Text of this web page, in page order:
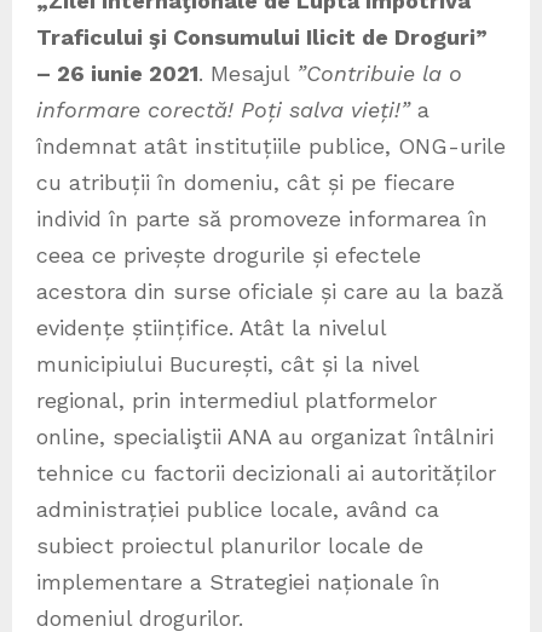
Traficului şi Consumului Ilicit de Droguri”
– 26 iunie 2021. Mesajul ”Contribuie la o
informare corectă! Poți salva vieți!”a
îndemnat atât instituțiile publice, ONG-urile
cu atribuții în domeniu, cât și pe fiecare
individ în parte să promoveze informarea în
ceea ce privește drogurile și efectele
acestora din surse oficiale și care au la bază
evidențe științifice. Atât la nivelul
municipiului București, cât și la nivel
regional, prin intermediul platformelor
online, specialiştii ANA au organizat întâlniri
tehnice cu factorii decizionali ai autorităților
administrației publice locale, având ca
subiect proiectul planurilor locale de
implementare a Strategiei naționale în
domeniul drogurilor.